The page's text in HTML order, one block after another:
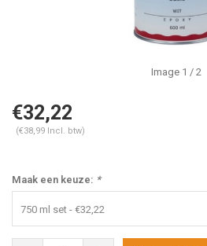
Image 1 / 2
€32,22
(€38,99 Incl. btw)
Maak een keuze: *
750 ml set - €32,22